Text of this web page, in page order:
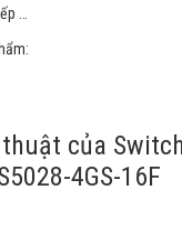
…
của
4GS-16F